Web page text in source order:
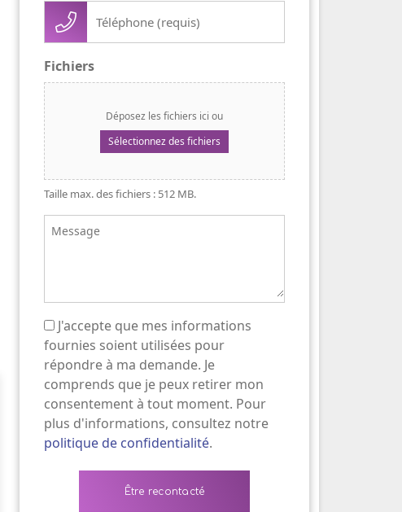
Téléphone
(Nécessaire)
Fichiers
Déposez les fichiers ici ou
Sélectionnez des fichiers
Taille max. des fichiers : 512 MB.
Message
(Nécessaire)
J'accepte que mes informations
fournies soient utilisées pour
répondre à ma demande. Je
comprends que je peux retirer mon
consentement à tout moment. Pour
plus d'informations, consultez notre
politique de confidentialité.